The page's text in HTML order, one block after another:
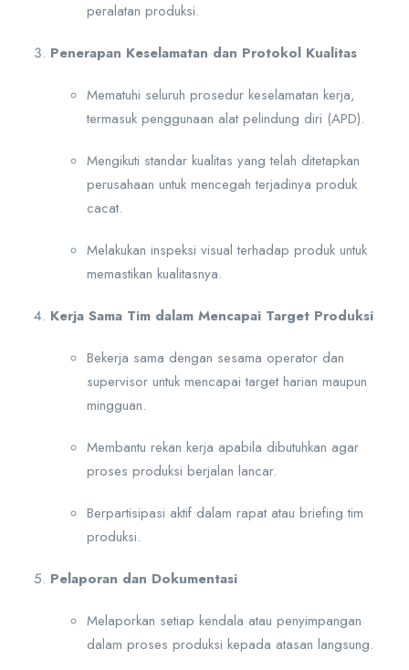
peralatan produksi.
Penerapan Keselamatan dan Protokol Kualitas
Mematuhi seluruh prosedur keselamatan kerja,
termasuk penggunaan alat pelindung diri (APD).
Mengikuti standar kualitas yang telah ditetapkan
perusahaan untuk mencegah terjadinya produk
cacat.
Melakukan inspeksi visual terhadap produk untuk
memastikan kualitasnya.
Kerja Sama Tim dalam Mencapai Target Produksi
Bekerja sama dengan sesama operator dan
supervisor untuk mencapai target harian maupun
mingguan.
Membantu rekan kerja apabila dibutuhkan agar
proses produksi berjalan lancar.
Berpartisipasi aktif dalam rapat atau briefing tim
produksi.
Pelaporan dan Dokumentasi
Melaporkan setiap kendala atau penyimpangan
dalam proses produksi kepada atasan langsung.